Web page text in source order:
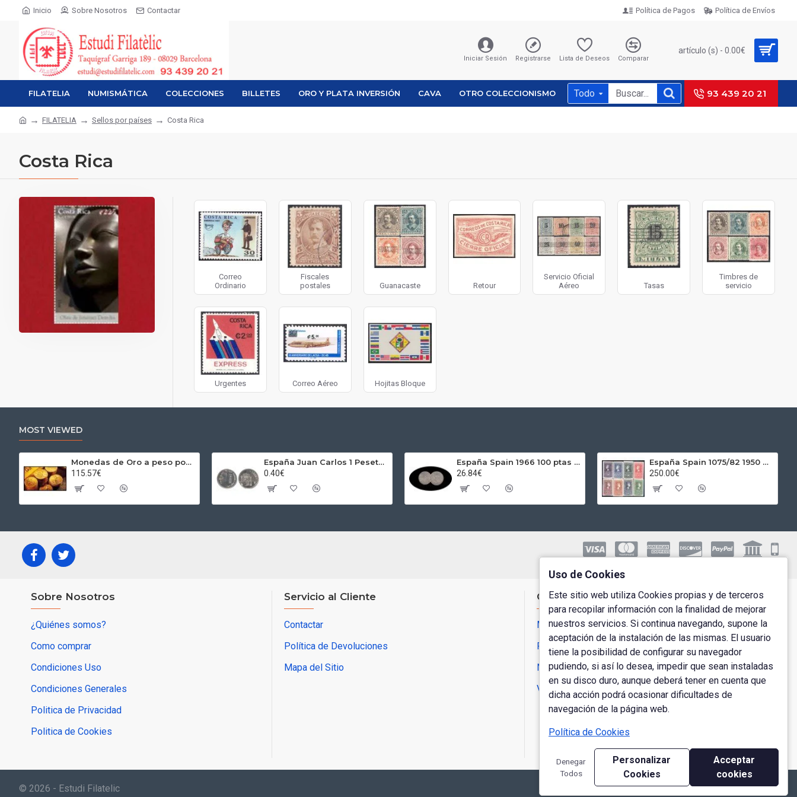
Inicio Sobre Nosotros Contactar Política de Pagos Política de Envíos
Iniciar Sesión Registrarse Lista de Deseos Comparar
artículo (s) - 0.00€
FILATELIA NUMISMÁTICA COLECCIONES BILLETES ORO Y PLATA INVERSIÓN CAVA OTRO COLECCIONISMO Todo 93 439 20 21
FILATELIA Sellos por países Costa Rica
Costa Rica
Correo
Ordinario
Fiscales
postales
Guanacaste Retour
Servicio Oficial
Aéreo
Tasas
Timbres de
servicio
Urgentes Correo Aéreo Hojitas Bloque
MOST VIEWED
Monedas de Oro a peso por gramos al precio del día + 2,5% Au
115.57€
España Juan Carlos 1 Peseta JC 1989 Madrid ND
0.40€
España Spain 1966 100 ptas Franco Plata Ag
26.84€
España Spain 1075/82 1950 Centenario del sello MNH
250.00€
Sobre Nosotros
¿Quiénes somos?
Como comprar
Condiciones Uso
Condiciones Generales
Politica de Privacidad
Politica de Cookies
Servicio al Cliente
Contactar
Política de Devoluciones
Mapa del Sitio
Cuenta de Usuario
Mi Cuenta
Pedidos
Newsletter
Vales Regalo
© 2026 - Estudi Filatelic
Uso de Cookies
Este sitio web utiliza Cookies propias y de terceros
para recopilar información con la finalidad de mejorar
nuestros servicios. Si continua navegando, supone la
aceptación de la instalación de las mismas. El usuario
tiene la posibilidad de configurar su navegador
pudiendo, si así lo desea, impedir que sean instaladas
en su disco duro, aunque deberá tener en cuenta que
dicha acción podrá ocasionar dificultades de
navegación de la página web.
Política de Cookies
Denegar
Todos
Personalizar
Cookies
Acceptar
cookies